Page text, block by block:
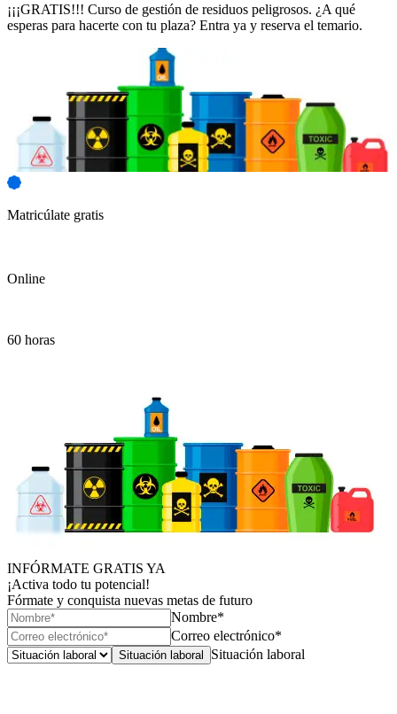
¡¡¡GRATIS!!! Curso de gestión de residuos peligrosos. ¿A qué
esperas para hacerte con tu plaza? Entra ya y reserva el temario.
Matricúlate gratis
Online
60 horas
INFÓRMATE GRATIS YA
¡Activa todo tu potencial!
Fórmate y conquista nuevas metas de futuro
Nombre*
Correo electrónico*
Situación laboral Situación laboral